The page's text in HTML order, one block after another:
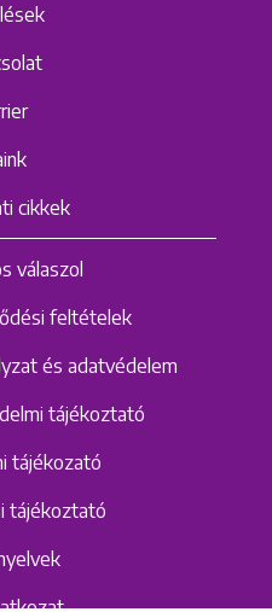
cikkek
válaszol
feltételek
és adatvédelem
tájékoztató
tájékozató
tájékoztató